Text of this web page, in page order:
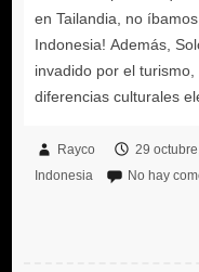
Rayco 29
Indonesia
No hay